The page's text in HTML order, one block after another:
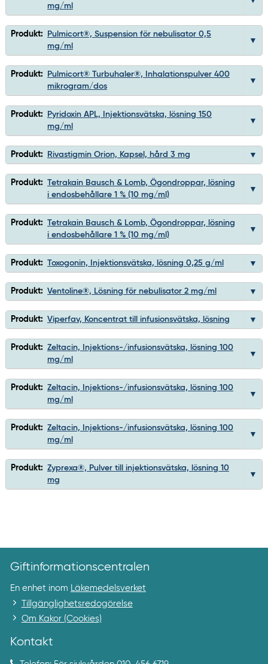
mg/ml
Produkt:
Pulmicort®, Suspension för nebulisator 0,5
mg/ml
Produkt:
Pulmicort® Turbuhaler®, Inhalationspulver 400
mikrogram/dos
Produkt:
Pyridoxin APL, Injektionsvätska, lösning 150
mg/ml
Produkt: Rivastigmin Orion, Kapsel, hård 3 mg
Produkt: Tetrakain Bausch & Lomb, Ögondroppar, lösning
i endosbehållare 1 % (10 mg/ml)
Produkt: Tetrakain Bausch & Lomb, Ögondroppar, lösning
i endosbehållare 1 % (10 mg/ml)
Produkt: Toxogonin, Injektionsvätska, lösning 0,25 g/ml
Produkt: Ventoline®, Lösning för nebulisator 2 mg/ml
Produkt: Viperfav, Koncentrat till infusionsvätska, lösning
Produkt: Zeltacin, Injektions-/infusionsvätska, lösning 100
mg/ml
Produkt: Zeltacin, Injektions-/infusionsvätska, lösning 100
mg/ml
Produkt: Zeltacin, Injektions-/infusionsvätska, lösning 100
mg/ml
Produkt: Zyprexa®, Pulver till injektionsvätska, lösning 10
mg
Giftinformationscentralen
En enhet inom Läkemedelsverket
Tillgänglighetsredogörelse
Om Kakor (Cookies)
Kontakt